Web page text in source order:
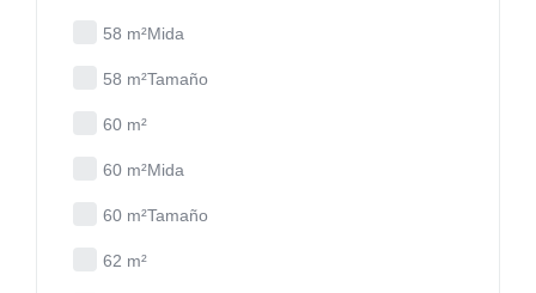
58 m²Mida
58 m²Tamaño
60 m²
60 m²Mida
60 m²Tamaño
62 m²